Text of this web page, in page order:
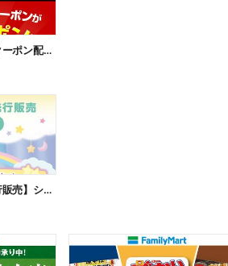
【おトク】お店で使えるクーポン配信中
【ファミマオンライン先行販売】シルバニアファミリー